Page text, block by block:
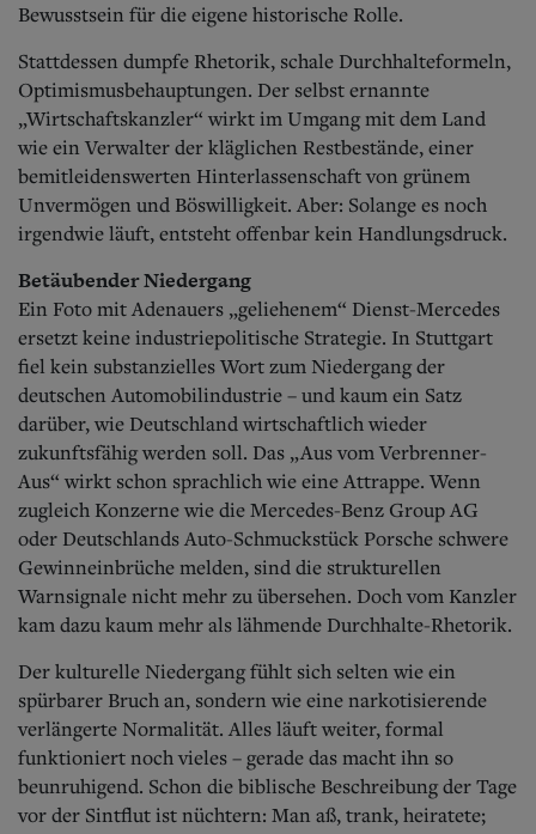
Bewusstsein für die eigene historische Rolle.
Stattdessen dumpfe Rhetorik, schale Durchhalteformeln,
Optimismusbehauptungen. Der selbst ernannte
„Wirtschaftskanzler“ wirkt im Umgang mit dem Land
wie ein Verwalter der kläglichen Restbestände, einer
bemitleidenswerten Hinterlassenschaft von grünem
Unvermögen und Böswilligkeit. Aber: Solange es noch
irgendwie läuft, entsteht offenbar kein Handlungsdruck.
Betäubender Niedergang
Ein Foto mit Adenauers „geliehenem“ Dienst-Mercedes
ersetzt keine industriepolitische Strategie. In Stuttgart
fiel kein substanzielles Wort zum Niedergang der
deutschen Automobilindustrie – und kaum ein Satz
darüber, wie Deutschland wirtschaftlich wieder
zukunftsfähig werden soll. Das „Aus vom Verbrenner-
Aus“ wirkt schon sprachlich wie eine Attrappe. Wenn
zugleich Konzerne wie die Mercedes-Benz Group AG
oder Deutschlands Auto-Schmuckstück Porsche schwere
Gewinneinbrüche melden, sind die strukturellen
Warnsignale nicht mehr zu übersehen. Doch vom Kanzler
kam dazu kaum mehr als lähmende Durchhalte-Rhetorik.
Der kulturelle Niedergang fühlt sich selten wie ein
spürbarer Bruch an, sondern wie eine narkotisierende
verlängerte Normalität. Alles läuft weiter, formal
funktioniert noch vieles – gerade das macht ihn so
beunruhigend. Schon die biblische Beschreibung der Tage
vor der Sintflut ist nüchtern: Man aß, trank, heiratete;